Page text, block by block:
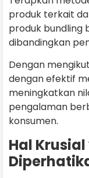
produk terkait
produk bundling
dibandingkan
Dengan
dengan efektif
meningkatkan
pengalaman
konsumen.
Hal